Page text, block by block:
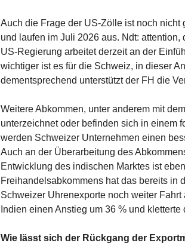
Auch die Frage der US-Zölle ist noch
und laufen im Juli 2026 aus. Ndt:
US-Regierung arbeitet derzeit an der
wichtiger ist es für die Schweiz, in dieser
dementsprechend unterstützt der FH die
Weitere Abkommen, unter anderem mit
unterzeichnet oder befinden sich in einem
werden Schweizer Unternehmen einen
Auch an der Überarbeitung des
Entwicklung des indischen Marktes ist
Freihandelsabkommens hat das bereits in
Schweizer Uhrenexporte noch weiter
Indien einen Anstieg um 36 % und
Wie lässt sich der Rückgang der